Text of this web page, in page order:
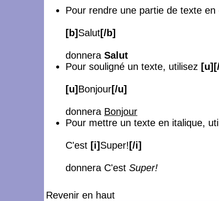
Pour rendre une partie de texte
[b] Salut[/b]
donnera Salut
Pour souligné un texte, utilisez
[u] Bonjour[/u]
donnera Bonjour
Pour mettre un texte en italique,
C'est [i] Super! [/i]
donnera C'est Super!
Revenir en haut